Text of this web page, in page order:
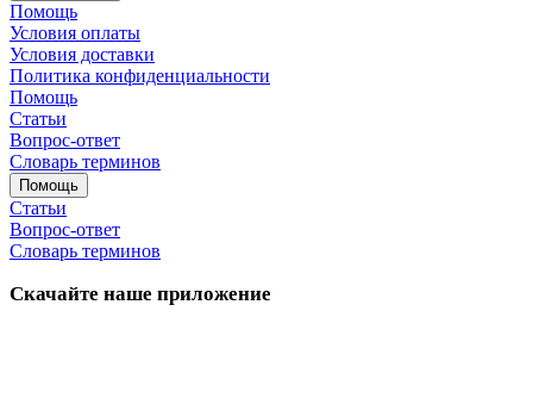
Помощь
Условия оплаты
Условия доставки
Политика конфиденциальности
Помощь
Статьи
Вопрос-ответ
Словарь терминов
Помощь
Статьи
Вопрос-ответ
Словарь терминов
Скачайте наше приложение